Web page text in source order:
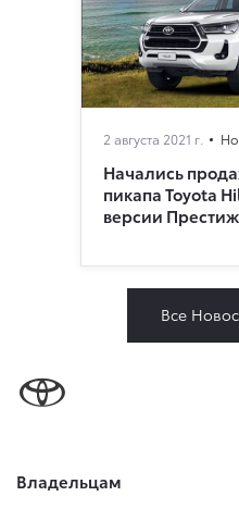
2 августа 2021 г.
Начались
пикапа Toyota
версии Престиж
Все
Владельцам